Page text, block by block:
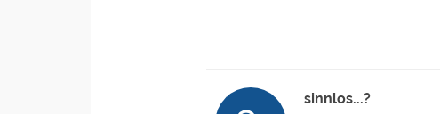
sinnlos...?